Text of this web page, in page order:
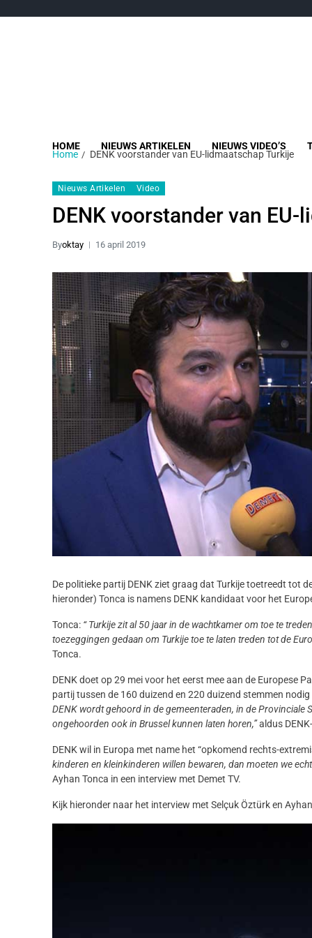
HOME NIEUWS ARTIKELEN NIEUWS VIDEO’S
Home DENK voorstander van EU-lidmaatschap Turkije
Nieuws Artikelen Video
DENK voorstander van
Byoktay 16 april 2019
De politieke partij DENK ziet graag dat Turkije toetreedt tot
hieronder) Tonca is namens DENK kandidaat voor het
Tonca: “ Turkije zit al 50 jaar in de wachtkamer om toe te
toezeggingen gedaan om Turkije toe te laten treden tot de
Tonca.
DENK doet op 29 mei voor het eerst mee aan de Europese
partij tussen de 160 duizend en 220 duizend stemmen
DENK wordt gehoord in de gemeenteraden, in de Provinciale
ongehoorden ook in Brussel kunnen laten horen,”aldus
DENK wil in Europa met name het “opkomend rechts-
kinderen en kleinkinderen willen bewaren, dan moeten we
Ayhan Tonca in een interview met Demet TV.
Kijk hieronder naar het interview met Selçuk Öztürk en